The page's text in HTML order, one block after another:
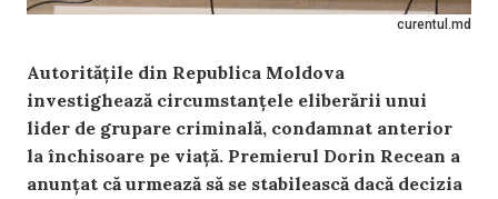
curentul.md
Autoritățile din Republica Moldova
investighează circumstanțele eliberării unui
lider de grupare criminală, condamnat anterior
la închisoare pe viață. Premierul Dorin Recean a
anunțat că urmează să se stabilească dacă decizia